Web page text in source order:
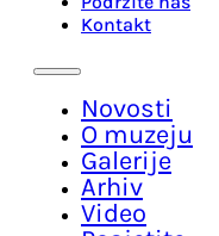
Kontakt
Novosti
O muzeju
Galerije
Arhiv
Video